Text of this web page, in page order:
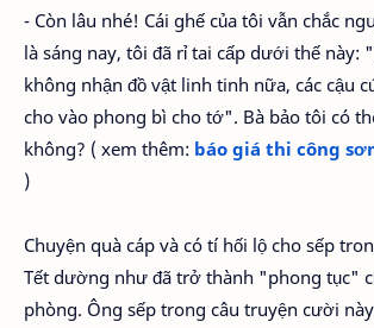
- Còn lâu nhé! Cái ghế của tôi vẫn chắc
là sáng nay, tôi đã rỉ tai cấp dưới thế này:
không nhận đồ vật linh tinh nữa, các cậu
cho vào phong bì cho tớ". Bà bảo tôi có
không? ( xem thêm: báo giá thi công
)
Chuyện quà cáp và có tí hối lộ cho sếp
Tết dường như đã trở thành "phong tục"
phòng. Ông sếp trong câu truyện cười